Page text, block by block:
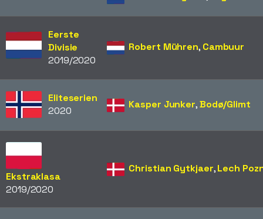
Eerste
Divisie
2019/2020
Robert Mühren, Cambuur
Eliteserien
2020
Kasper Junker,Bodø/Glimt
Ekstraklasa
2019/2020
Christian Gytkjaer,Lech